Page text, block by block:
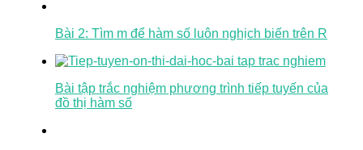
Bài 2: Tìm m để hàm số luôn nghịch biến trên R
Bài tập trắc nghiệm phương trình tiếp tuyến của
đồ thị hàm số